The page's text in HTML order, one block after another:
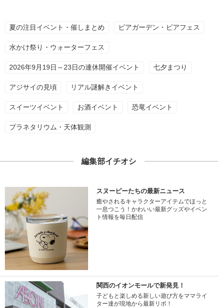
夏の注目イベント・催しまとめ ビアガーデン・ビアフェス
水かけ祭り・ウォーターフェス
2026年9月19日～23日の連休開催イベント 七夕まつり
アジサイの見頃 リアル謎解きイベント
スイーツイベント お酒イベント 恐竜イベント
プラネタリウム・天体観測
編集部イチオシ
スヌーピーたちの最新ニュース
癒やされるキャラクターアイテムでほっと
一息つこう！かわいい最新グッズやイベン
ト情報を毎日配信
関西のイオンモールで新発見！
子どもと楽しめる新しい遊び方をママライ
ター達が現地から最新リポ！